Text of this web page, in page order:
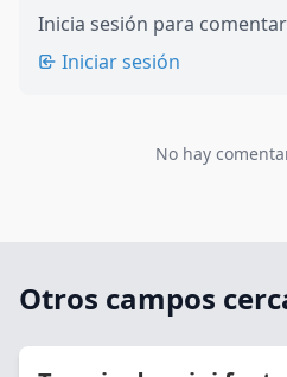
Inicia sesión para comentar
Iniciar sesión
No hay
Otros campos